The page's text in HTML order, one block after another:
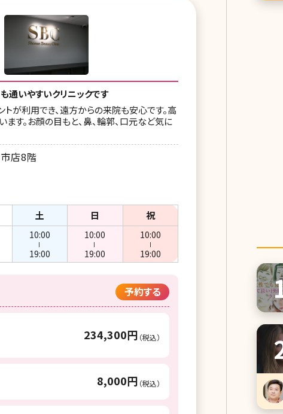
通いやすいクリニックです
が利用でき、遠方からの来院も安心です。高
す。お顔の目もと、鼻、輪郭、口元など気に
店8階
土 日 祝
10:00
19:00
10:00
19:00
10:00
19:00
予約する
234,300円 （税込）
8,000円 （税込）